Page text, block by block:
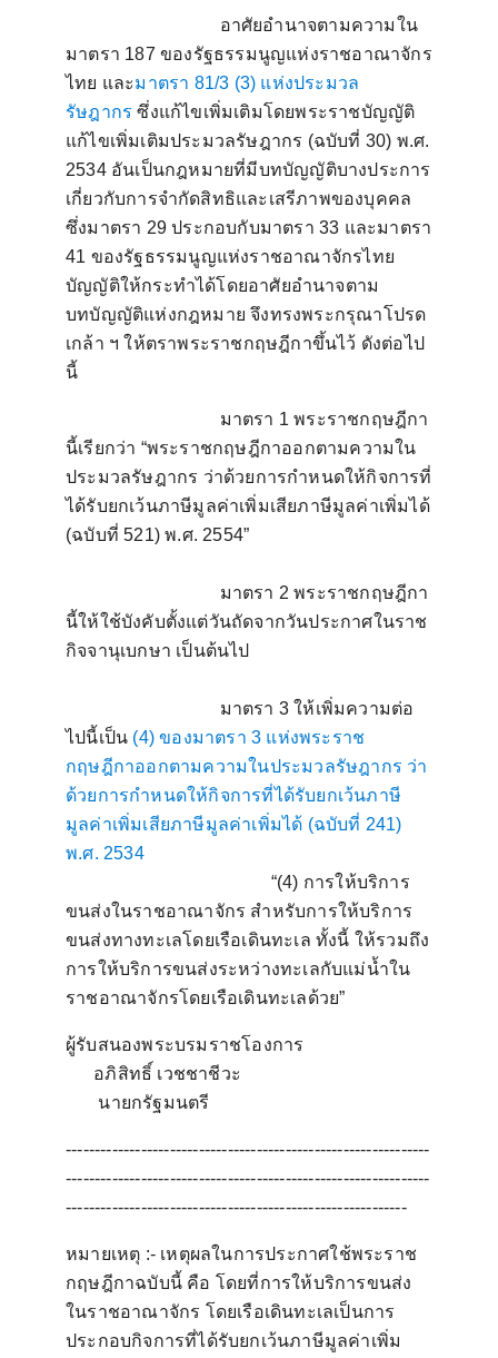
อาศัยอำนาจตามความใน
มาตรา 187 ของรัฐธรรมนูญแห่งราชอาณาจักร
ไทย และมาตรา 81/3 (3) แห่งประมวล
รัษฎากร ซึ่งแก้ไขเพิ่มเติมโดยพระราชบัญญัติ
แก้ไขเพิ่มเติมประมวลรัษฎากร (ฉบับที่ 30) พ.ศ.
2534อันเป็นกฎหมายที่มีบทบัญญัติบางประการ
เกี่ยวกับการจำกัดสิทธิและเสรีภาพของบุคคล
ซึ่งมาตรา 29 ประกอบกับมาตรา33 และมาตรา
41 ของรัฐธรรมนูญแห่งราชอาณาจักรไทย
บัญญัติให้กระทำได้โดยอาศัยอำนาจตาม
บทบัญญัติแห่งกฎหมาย จึงทรงพระกรุณาโปรด
เกล้า ฯ ให้ตราพระราชกฤษฎีกาขึ้นไว้ ดังต่อไป
นี้
มาตรา 1พระราชกฤษฎีกา
นี้เรียกว่า “พระราชกฤษฎีกาออกตามความใน
ประมวลรัษฎากร ว่าด้วยการกำหนดให้กิจการที่
ได้รับยกเว้นภาษีมูลค่าเพิ่มเสียภาษีมูลค่าเพิ่มได้
(ฉบับที่521)พ.ศ. 2554”
มาตรา 2 พระราชกฤษฎีกา
นี้ให้ใช้บังคับตั้งแต่วันถัดจากวันประกาศในราช
กิจจานุเบกษา เป็นต้นไป
มาตรา 3ให้เพิ่มความต่อ
ไปนี้เป็น (4) ของมาตรา 3 แห่งพระราช
กฤษฎีกาออกตามความในประมวลรัษฎากร ว่า
ด้วยการกำหนดให้กิจการที่ได้รับยกเว้นภาษี
มูลค่าเพิ่มเสียภาษีมูลค่าเพิ่มได้ (ฉบับที่ 241)
พ.ศ. 2534
“(4) การให้บริการ
ขนส่งในราชอาณาจักร สำหรับการให้บริการ
ขนส่งทางทะเลโดยเรือเดินทะเล ทั้งนี้ ให้รวมถึง
การให้บริการขนส่งระหว่างทะเลกับแม่น้ำใน
ราชอาณาจักรโดยเรือเดินทะเลด้วย”
ผู้รับสนองพระบรมราชโองการ
อภิสิทธิ์ เวชชาชีวะ
นายกรัฐมนตรี
---------------------------------------------------------------
---------------------------------------------------------------
-----------------------------------------------------------
หมายเหตุ :- เหตุผลในการประกาศใช้พระราช
กฤษฎีกาฉบับนี้ คือ โดยที่การให้บริการขนส่ง
ในราชอาณาจักร โดยเรือเดินทะเลเป็นการ
ประกอบกิจการที่ได้รับยกเว้นภาษีมูลค่าเพิ่ม